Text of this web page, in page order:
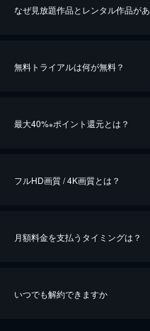
なぜ見放題作品とレンタル作品が
無料トライアルは何が無料？
最大40%※ポイント還元とは？
※40％ポイント還元の対象は、クレジッ
フルHD画質 / 4K画質とは？
月額料金を支払うタイミングは？
いつでも解約できますか